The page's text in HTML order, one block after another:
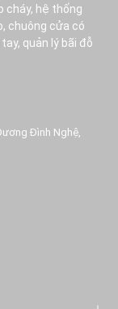
cháy, hệ thống
chuông cửa có
quản lý bãi đỗ
Đình Nghệ,